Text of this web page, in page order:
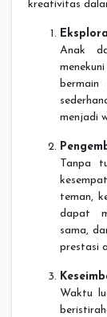
kreativitas
Anak
menjadi
Tanpa
teman,
dapat
sama,
prestasi
Waktu